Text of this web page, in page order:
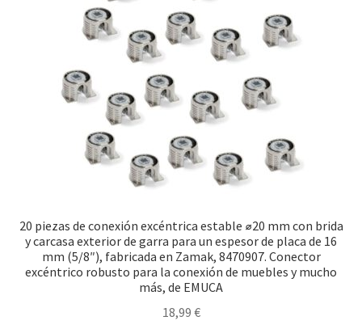
20 piezas de conexión excéntrica estable ⌀20 mm con brida
y carcasa exterior de garra para un espesor de placa de 16
mm (5/8″), fabricada en Zamak, 8470907. Conector
excéntrico robusto para la conexión de muebles y mucho
más, de EMUCA
18,99 €